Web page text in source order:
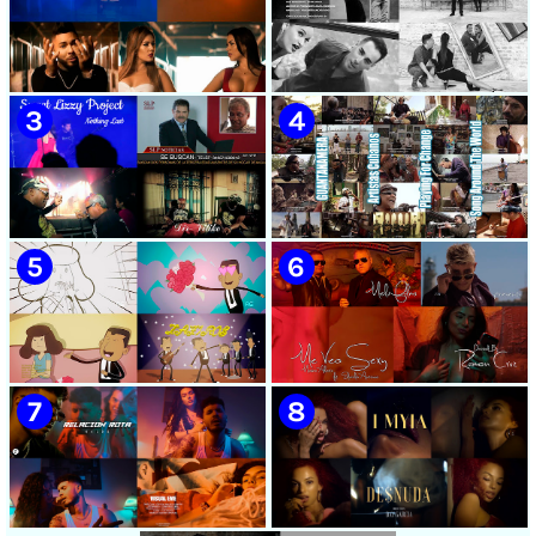
Cubanos | Canción | CUBA
🟡 Chacal - ¨No Volveré¨ -
Videoclip - Dirección: Adrián
Sánchez Ávila
🟡 Adrián Berazaín & Luna
Manzanares - ¨Ya es
después¨ - Videoclip -
Dirección: Lester Hamlet
🟡 Sweet Lizzy Project -
¨Nothing Lasts¨ - Videoclip -
Dirección: Víctor Vinuesa
(Vitiko)
🟡 75 Artistas Cubanos
¨Guantanamera¨ - Playing
For Change - Song Around
The World
🟡 Zafiros - ¨Un nombre de
mujer¨ - Proyecto Anima
🟡 Máxima Alerta & Eduardo
Antonio - ¨Me veo sexy¨ -